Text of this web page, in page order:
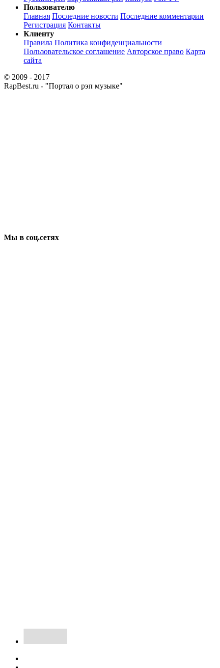
Пользователю
Главная Последние новости Последние комментарии
Регистрация Контакты
Клиенту
Правила Политика конфиденциальности
Пользовательское соглашение Авторское право Карта
сайта
© 2009 - 2017
RapBest.ru - "Портал о рэп музыке"
Мы в соц.сетях